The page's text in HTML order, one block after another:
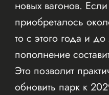
новых вагонов.
приобреталось
то с этого года и
пополнение
Это позволит
обновить парк к